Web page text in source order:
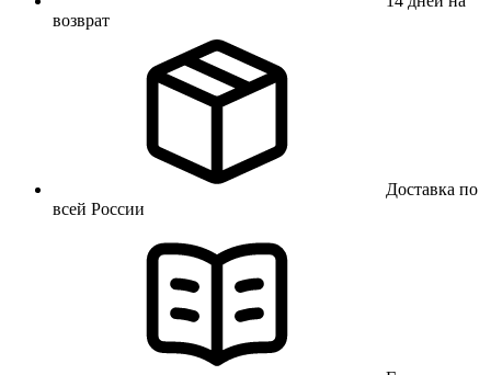
возврат
Доставка по
всей России